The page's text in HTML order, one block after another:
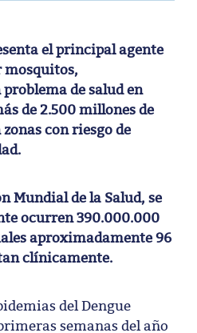
el principal agente
de salud en
de 2.500 millones de
con riesgo de
Mundial de la Salud, se
ocurren 390.000.000
aproximadamente 96
clínicamente.
del Dengue
semanas del año